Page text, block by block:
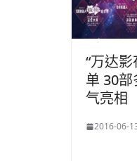
“万达影
单 30
气亮相
2016-06-